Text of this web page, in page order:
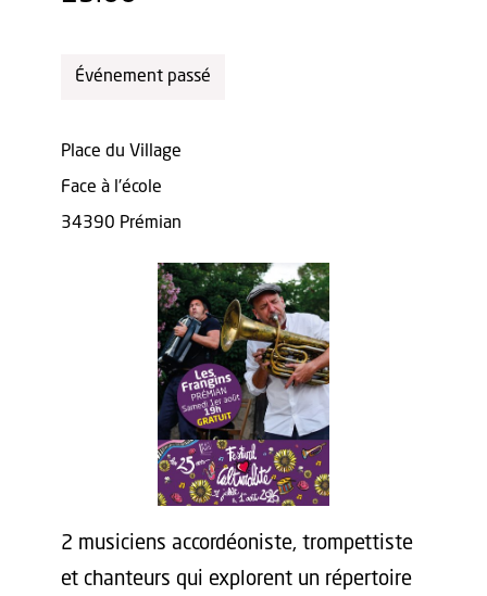
Événement passé
Place du Village
Face à l'école
34390 Prémian
2 musiciens accordéoniste, trompettiste
et chanteurs qui explorent un répertoire